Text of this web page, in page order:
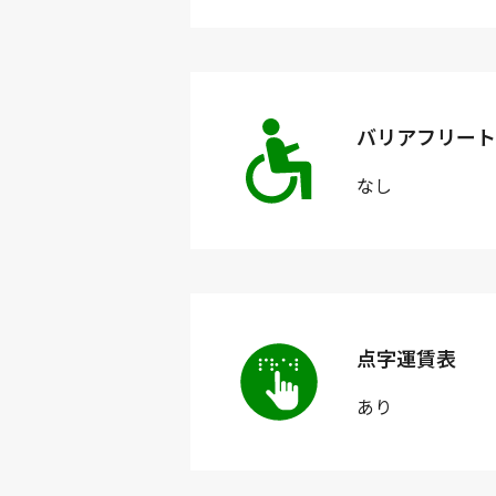
バリアフリー
なし
点字運賃表
あり